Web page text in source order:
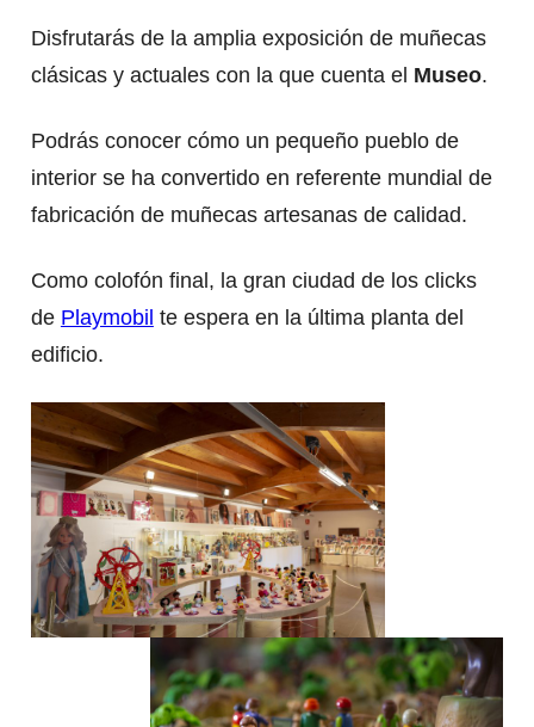
Disfrutarás de la amplia exposición de muñecas
clásicas y actuales con la que cuenta el Museo.
Podrás conocer cómo un pequeño pueblo de
interior se ha convertido en referente mundial de
fabricación de muñecas artesanas de calidad.
Como colofón final, la gran ciudad de los clicks
de Playmobil te espera en la última planta del
edificio.